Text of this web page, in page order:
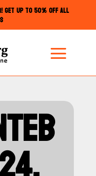
GET UP TO 50% OFF ALL